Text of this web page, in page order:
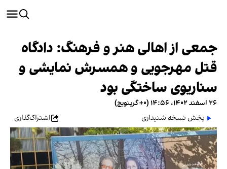
جمعی از اهالی هنر و فرهنگ: دادگاه
قتل مهرجویی و همسرش نمایشی و
سناریوی ساختگی بود
۲۶ اسفند ۱۴۰۲، ۱۴:۵۶ (‎+۰ گرینویچ)
پخش نسخه شنیداری
اشتراک‌گذاری